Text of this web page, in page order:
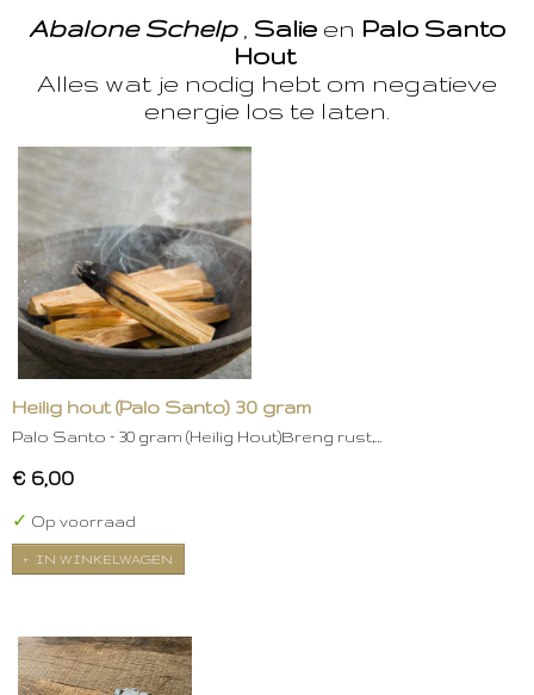
Abalone Schelp, Salie en Palo Santo
Hout
Alles wat je nodig hebt om negatieve
energie los te laten.
Heilig hout (Palo Santo) 30 gram
Palo Santo – 30 gram (Heilig Hout)Breng rust,…
€ 6,00
✓ Op voorraad
IN WINKELWAGEN